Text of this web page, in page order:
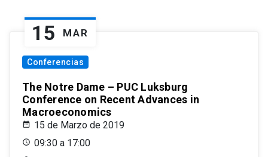
15 MAR
Conferencias
The Notre Dame – PUC Luksburg
Conference on Recent Advances in
Macroeconomics
15 de Marzo de 2019
09:30 a 17:00